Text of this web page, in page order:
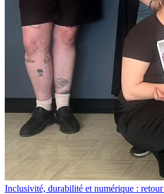
Inclusivité, durabilité et numérique : retour